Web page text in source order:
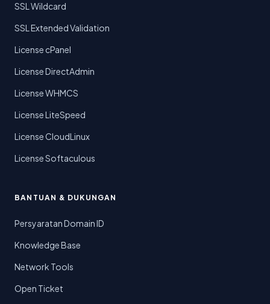
SSL Wildcard
SSL Extended Validation
License cPanel
License DirectAdmin
License WHMCS
License LiteSpeed
License CloudLinux
License Softaculous
BANTUAN & DUKUNGAN
Persyaratan Domain ID
Knowledge Base
Network Tools
Open Ticket